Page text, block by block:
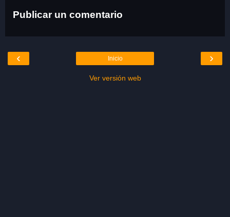
Publicar un comentario
‹ ›
Inicio
Ver versión web